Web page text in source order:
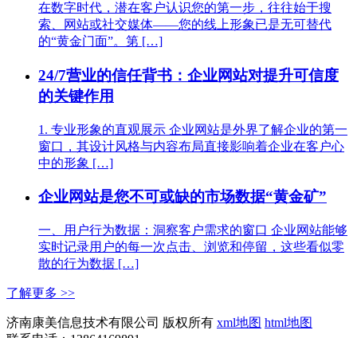
在数字时代，潜在客户认识您的第一步，往往始于搜
索、网站或社交媒体——您的线上形象已是无可替代
的“黄金门面”。第 […]
24/7营业的信任背书：企业网站对提升可信度
的关键作用
1. 专业形象的直观展示 企业网站是外界了解企业的第一
窗口，其设计风格与内容布局直接影响着企业在客户心
中的形象 […]
企业网站是您不可或缺的市场数据“黄金矿”
一、用户行为数据：洞察客户需求的窗口 企业网站能够
实时记录用户的每一次点击、浏览和停留，这些看似零
散的行为数据 […]
了解更多 >>
济南康美信息技术有限公司 版权所有 xml地图 html地图